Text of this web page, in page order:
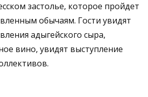
застолье, которое пройдет
обычаям. Гости увидят
адыгейского сыра,
вино, увидят выступление